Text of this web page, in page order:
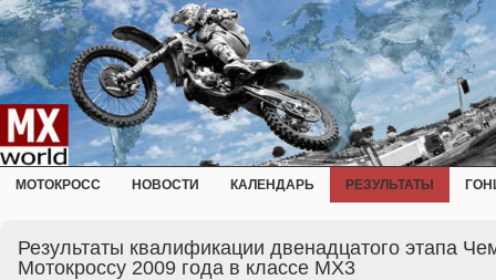
МОТОКРОСС НОВОСТИ КАЛЕНДАРЬ РЕЗУЛЬТАТЫ
Результаты квалификации двенадцатого этапа
Мотокроссу 2009 года в классе MX3